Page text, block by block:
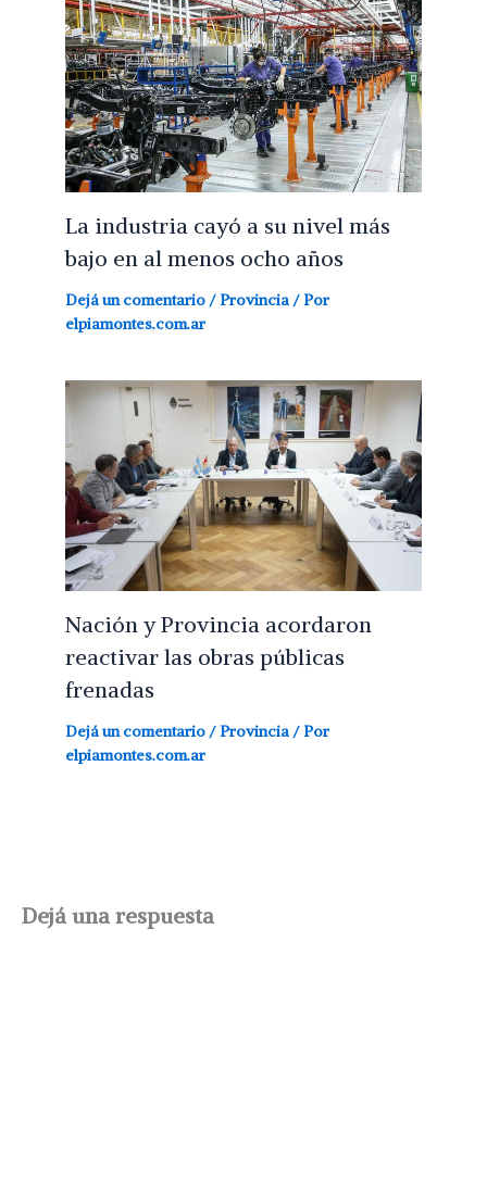
La industria cayó a su nivel más
bajo en al menos ocho años
Dejá un comentario /Provincia / Por
elpiamontes.com.ar
Nación y Provincia acordaron
reactivar las obras públicas
frenadas
Dejá un comentario /Provincia / Por
elpiamontes.com.ar
Dejá una respuesta